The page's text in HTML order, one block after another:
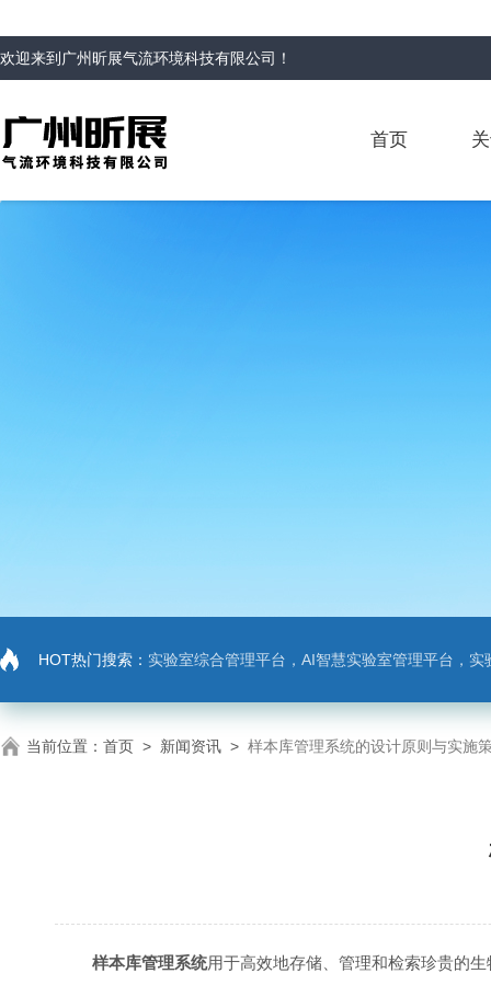
欢迎来到 广州昕展气流环境科技有限公司 ！
首页
HOT热门搜索： 实验室综合管理平台，AI智慧实验室管理平台，实
当前位置： 首页 > 新闻资讯 > 样本库管理系统的设计原则与实施
样本库管理系统用于高效地存储、管理和检索珍贵的